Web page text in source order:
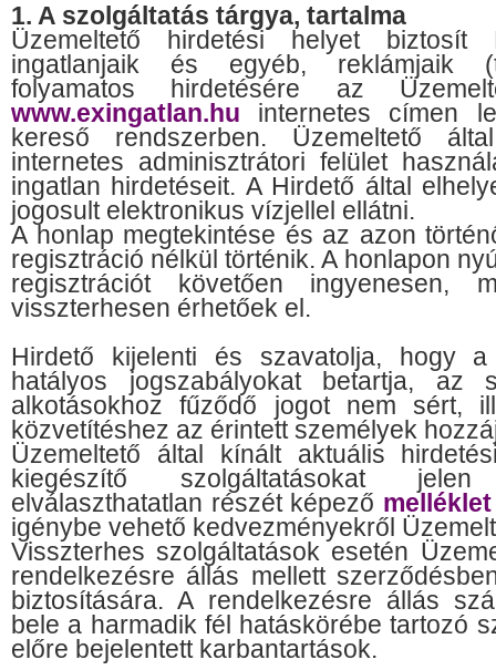
1. A szolgáltatás tárgya, tartalma
Üzemeltető hirdetési helyet biztosít
ingatlanjaik és egyéb, reklámjaik
folyamatos hirdetésére az
www.exingatlan.hu internetes címen
kereső rendszerben. Üzemeltető
internetes adminisztrátori felület
ingatlan hirdetéseit. A Hirdető által
jogosult elektronikus vízjellel ellátni.
A honlap megtekintése és az azon
regisztráció nélkül történik. A honlapon
regisztrációt követően ingyenesen,
visszterhesen érhetőek el.
Hirdető kijelenti és szavatolja, hogy
hatályos jogszabályokat betartja, az
alkotásokhoz fűződő jogot nem sért,
közvetítéshez az érintett személyek
Üzemeltető által kínált aktuális
kiegészítő szolgáltatásokat
elválaszthatatlan részét képező melléklet
igénybe vehető kedvezményekről
Visszterhes szolgáltatások esetén
rendelkezésre állás mellett
biztosítására. A rendelkezésre állás
bele a harmadik fél hatáskörébe tartozó
előre bejelentett karbantartások.